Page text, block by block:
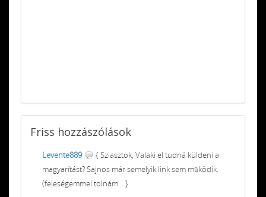
Friss hozzászólások
Levente889
{ Sziasztok, Valaki el tudná küldeni a
magyarítást? Sajnos már semelyik link sem működik.
(feleségemmel tolnám... }